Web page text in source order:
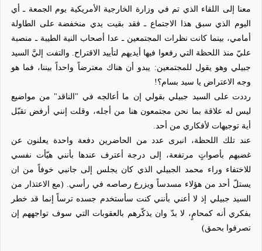
معنا إلى اللقاء الذي تم في وزارة الخارجية الأمريكية يوم الجمعة ـ أي
اليوم الذي سبق هذا الاجتماع ـ فقد بقيت يدي منخفضة على الطاولة
أمامي، بينما كانت نظرات المجتمعين ـ عدا أصحاب النية الطيبة ـ منصبة
عليّ منذ اللحظة التي رفعوا فيها أيديهم لتأييد الاقتراح. والتفت إليَّ السيد
جبيلي وهو يقول للمجتمعين: يبدو أن هناك معترضاً واحداً بيننا، فما هو
وجه الاعتراض يا سيد بسام؟!
رددت على السيد جبيلي بقولي إن ما أعالجه في "الناقد" من مواضيع
ليس له علاقة بما نحن مجتمعون هنا من أجله، وقلت إنني أرفض تقبّل
أية توجيهات لأفكاري من أحد.
عند تلك اللحظة، انبرى عدد من الحاضرين دفعة واحدة يعلنون عن
غضبهم بأصواتٍ مرتفعة، إلى درجة أعترف عندها بأنني هيّأت نفسي
للاختفاء وراء محمد الجبيلي الذي كان يجلس إلى جانبي خوفاً من ان
يستلّ أحد من هؤلاء مسدساً ويزرع رصاصه في رأسي. (مع الاعتذار من
السيد جبيلي إذ لا أعني بأنني كنت سأستخدم جسده ترساً إنما قد خطر
بفكري أنه كمحامٍ، لا بدّ وان يذكّرهم بالعقوبات التي سوف تواجههم إن
تصرفوا بحمق)